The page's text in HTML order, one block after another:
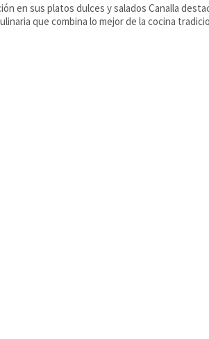
sus platos dulces y salados Canalla destaca
que combina lo mejor de la cocina